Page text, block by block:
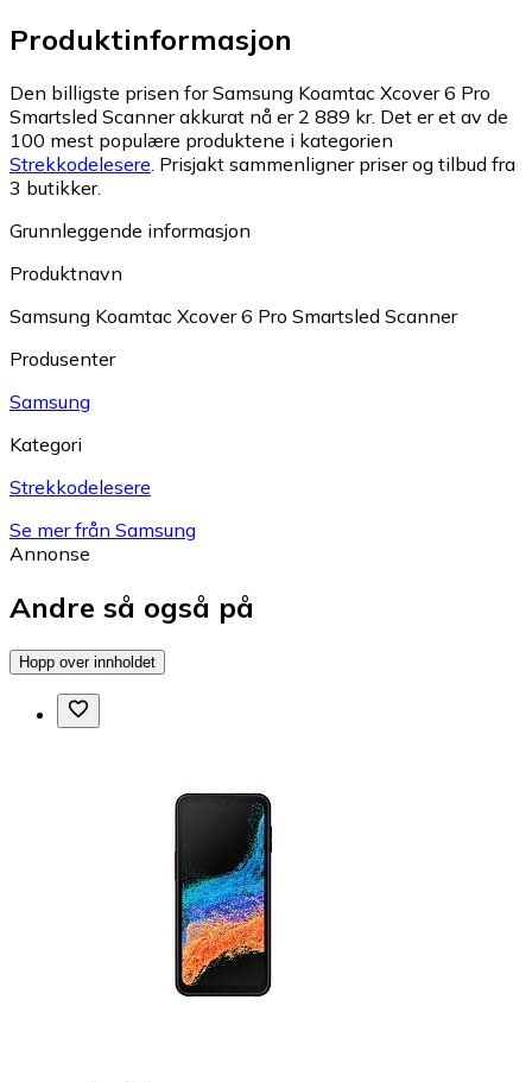
Produktinformasjon
Den billigste prisen for Samsung Koamtac Xcover 6 Pro
Smartsled Scanner akkurat nå er 2 889 kr. Det er et av de
100 mest populære produktene i kategorien
Strekkodelesere. Prisjakt sammenligner priser og tilbud fra
3 butikker.
Grunnleggende informasjon
Produktnavn
Samsung Koamtac Xcover 6 Pro Smartsled Scanner
Produsenter
Samsung
Kategori
Strekkodelesere
Se mer från Samsung
Annonse
Andre så også på
Hopp over innholdet